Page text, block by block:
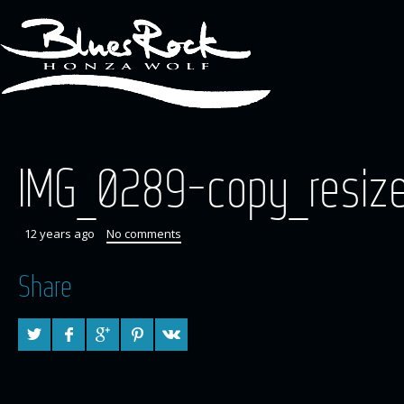
IMG_0289-
12 years ago No comments
Share